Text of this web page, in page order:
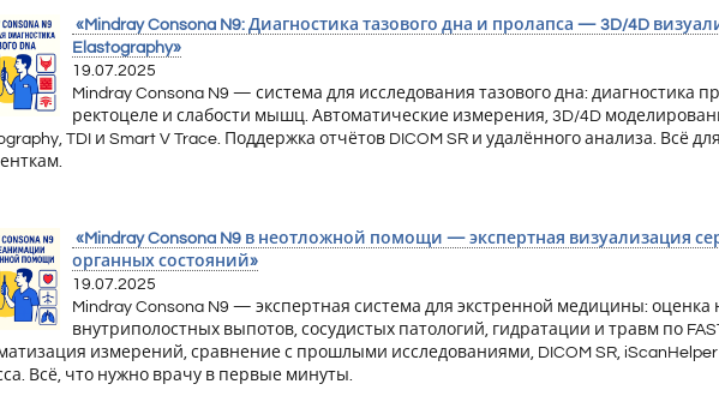
«Mindray Consona N9: Диагностика тазового дна и пролапса — 3D/4D
Elastography»
19.07.2025
Mindray Consona N9 — система для исследования тазового дна: диагностика
ректоцеле и слабости мышц. Автоматические измерения, 3D/4D
TDI и Smart V Trace. Поддержка отчётов DICOM SR и удалённого анализа. Всё
«Mindray Consona N9 в неотложной помощи — экспертная визуализация
органных состояний»
19.07.2025
Mindray Consona N9 — экспертная система для экстренной медицины:
внутриполостных выпотов, сосудистых патологий, гидратации и травм по
измерений, сравнение с прошлыми исследованиями, DICOM SR,
Всё, что нужно врачу в первые минуты.